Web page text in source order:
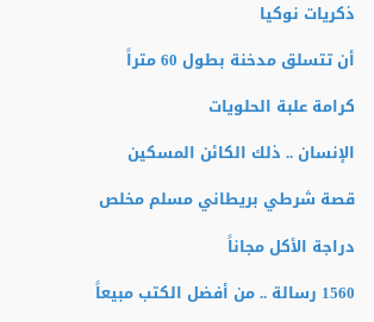
ذكريات نوكيا
أن تتسلق مدخنة بطول 60 متراً
كرامة علبة الحلويات
الإنسان .. ذلك الكائن المسكين
قصة شرطي بريطاني مسلم مخلص
دراجة الأكل مجاناً
1560 رسالة .. من أفضل الكتب مبيعاً